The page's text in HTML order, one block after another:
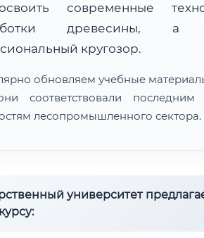
современные
древесины, а
кругозор.
обновляем учебные
соответствовали
лесопромышленного сектора.
университет